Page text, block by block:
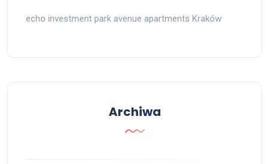
echo investment park avenue apartments Kraków
Archiwa